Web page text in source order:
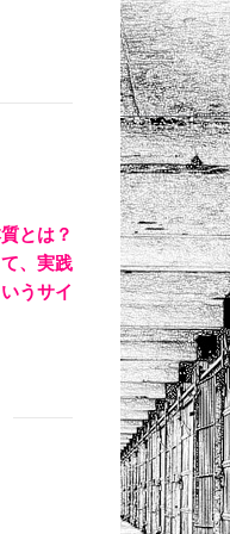
とは？
、実践
うサイ